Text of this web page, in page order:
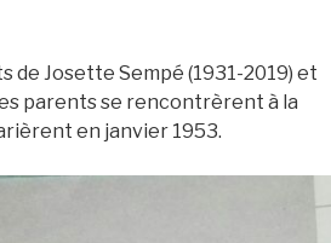
de Josette Sempé (1931-2019) et
parents se rencontrèrent à la
en janvier 1953.